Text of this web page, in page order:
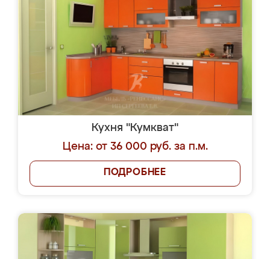
Кухня "Кумкват"
Цена: от 36 000 руб. за п.м.
ПОДРОБНЕЕ